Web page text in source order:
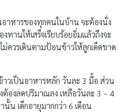
อาหารของทุกคนในบ้าน จะต้องนั่ง
านให้เสร็จเรียบร้อยอิ่มแล้วถึงจะ
ควรเดินตามป้อนข้าวให้ลูกเด็ดขาด
าวเป็นอาหารหลัก วันละ 3 มื้อ ส่วน
ต้องลดปริมาณลง เหลือวันละ 3 – 4
น เด็กอายุมากกว่า 6 เดือน